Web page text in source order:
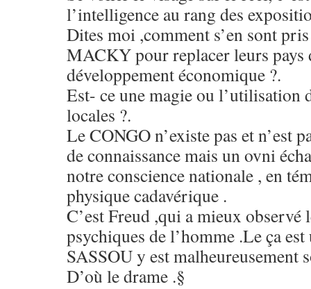
l’intelligence au rang des
Dites moi ,comment s’en sont
MACKY pour replacer leurs pays
développement économique ?.
Est- ce une magie ou l’utilisation
locales ?.
Le CONGO n’existe pas et n’est
de connaissance mais un ovni
notre conscience nationale , en
physique cadavérique .
C’est Freud ,qui a mieux observé
psychiques de l’homme .Le ça
SASSOU y est malheureusement
D’où le drame .§